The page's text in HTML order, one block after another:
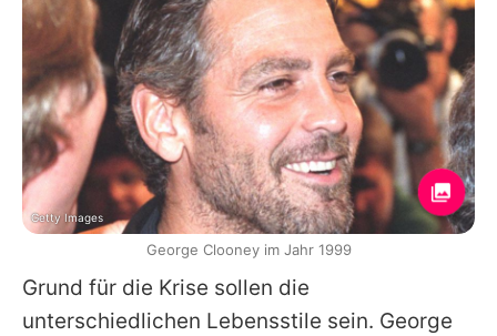
Grund für die Krise sollen die
unterschiedlichen Lebensstile sein. George
Getty Images
George Clooney im Jahr 1999